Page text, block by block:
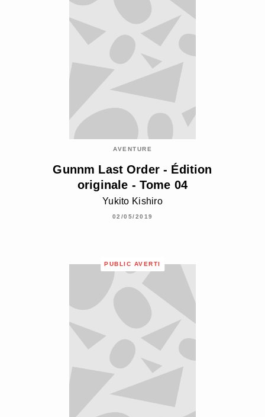
AVENTURE
Gunnm Last Order - Édition
originale - Tome 04
Yukito Kishiro
02/05/2019
PUBLIC AVERTI